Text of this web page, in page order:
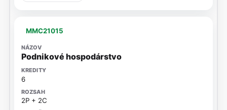
MMC21015
Podnikové hospodárstvo
6
2P + 2C